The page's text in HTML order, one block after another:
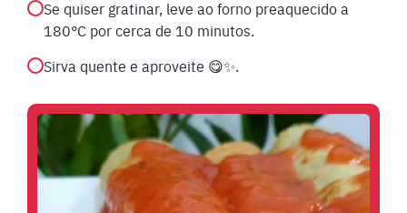
Se quiser gratinar, leve ao forno preaquecido a
180°C por cerca de 10 minutos.
Sirva quente e aproveite 😋✨.